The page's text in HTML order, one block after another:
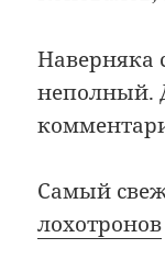
Наверняка
неполный.
Самый
лохотронов